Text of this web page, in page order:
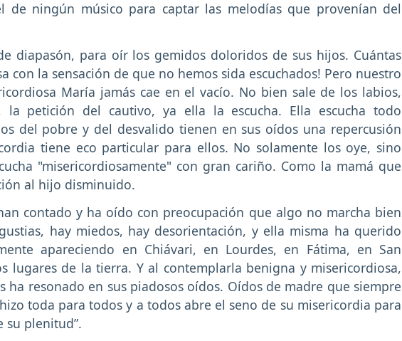
de ningún músico para captar las melodías que provenían del
diapasón, para oír los gemidos doloridos de sus hijos. Cuántas
con la sensación de que no hemos sida escuchados! Pero nuestro
María jamás cae en el vacío. No bien sale de los labios,
la petición del cautivo, ya ella la escucha. Ella escucha todo
del pobre y del desvalido tienen en sus oídos una repercusión
tiene eco particular para ellos. No solamente los oye, sino
"misericordiosamente" con gran cariño. Como la mamá que
al hijo disminuido.
contado y ha oído con preocupación que algo no marcha bien
hay miedos, hay desorientación, y ella misma ha querido
apareciendo en Chiávari, en Lourdes, en Fátima, en San
lugares de la tierra. Y al contemplarla benigna y misericordiosa,
ha resonado en sus piadosos oídos. Oídos de madre que siempre
toda para todos y a todos abre el seno de su misericordia para
su plenitud”.